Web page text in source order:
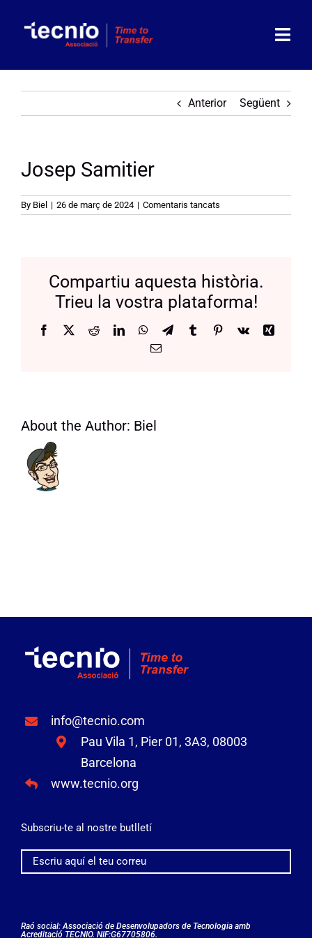
content
Partners
Actualitat
Contacte
Manifest
Anterior Següent
Josep Samitier
By Biel | 26 de març de 2024 | Comentaris tancats
Josep
Compartiu aquesta història.
Trieu la vostra plataforma!
Facebook
X RedditLinkedInWhatsApp
TelegramTumblrPinterest
Vk
Xing
Email:
About the Author: Biel
info@tecnio.com
Pau Vila 1, Pier 01, 3A3, 08003
Barcelona
www.tecnio.org
Subscriu-te al nostre butlletí
Raó social: Associació de Desenvolupadors de Tecnologia amb
Acreditació TECNIO. NIF:G67705806.